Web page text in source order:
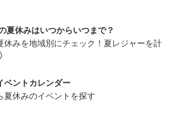
夏休みはいつからいつまで？
休みを地域別にチェック！夏レジャーを計
ベントカレンダー
夏休みのイベントを探す